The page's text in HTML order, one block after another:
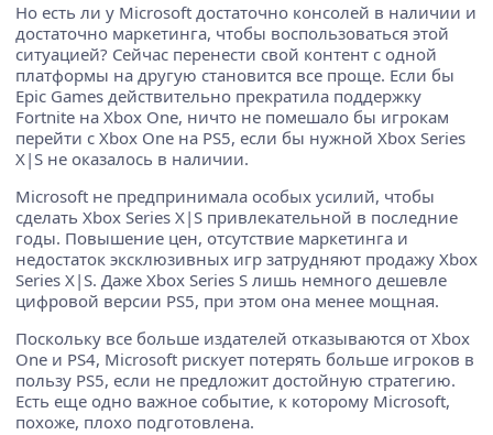
Но есть ли у Microsoft достаточно консолей в наличии и
достаточно маркетинга, чтобы воспользоваться этой
ситуацией? Сейчас перенести свой контент с одной
платформы на другую становится все проще. Если бы
Epic Games действительно прекратила поддержку
Fortnite на Xbox One, ничто не помешало бы игрокам
перейти с Xbox One на PS5, если бы нужной Xbox Series
X|S не оказалось в наличии.
Microsoft не предпринимала особых усилий, чтобы
сделать Xbox Series X|S привлекательной в последние
годы. Повышение цен, отсутствие маркетинга и
недостаток эксклюзивных игр затрудняют продажу Xbox
Series X|S. Даже Xbox Series S лишь немного дешевле
цифровой версии PS5, при этом она менее мощная.
Поскольку все больше издателей отказываются от Xbox
One и PS4, Microsoft рискует потерять больше игроков в
пользу PS5, если не предложит достойную стратегию.
Есть еще одно важное событие, к которому Microsoft,
похоже, плохо подготовлена.